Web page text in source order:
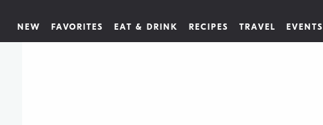
NEW FAVORITES EAT & DRINK RECIPES TRAVEL EVENTS